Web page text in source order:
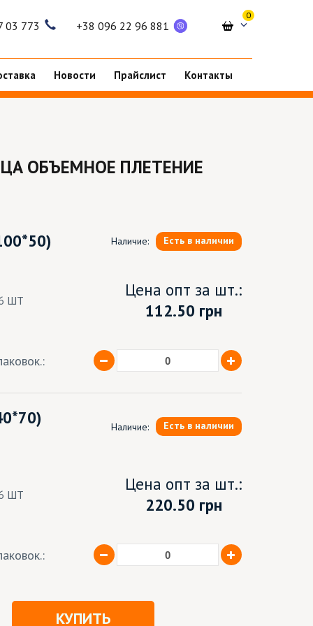
03 773 +38 096 22 96 881
0
Новости Прайслист Контакты
ОБЪЕМНОЕ ПЛЕТЕНИЕ
Наличие: Есть в наличии
ШТ
Цена опт за шт.:
112.50 грн
Наличие: Есть в наличии
ШТ
Цена опт за шт.:
220.50 грн
КУПИТЬ